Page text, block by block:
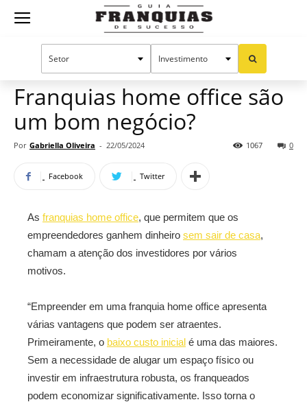
Guia
Dicas para franqueados
Franquias home office são
um bom negócio?
Por Gabriella Oliveira - 22/05/2024 0
1067
Facebook Twitter
As franquias home office, que permitem que os
empreendedores ganhem dinheiro sem sair de casa,
chamam a atenção dos investidores por vários
motivos.
“Empreender em uma franquia home office apresenta
várias vantagens que podem ser atraentes.
Primeiramente, o baixo custo inicial é uma das maiores.
Sem a necessidade de alugar um espaço físico ou
investir em infraestrutura robusta, os franqueados
podem economizar significativamente. Isso torna o